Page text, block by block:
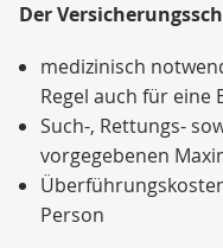
Der
medizinisch
Regel auch für eine
Such-, Rettungs-
vorgegebenen
Person